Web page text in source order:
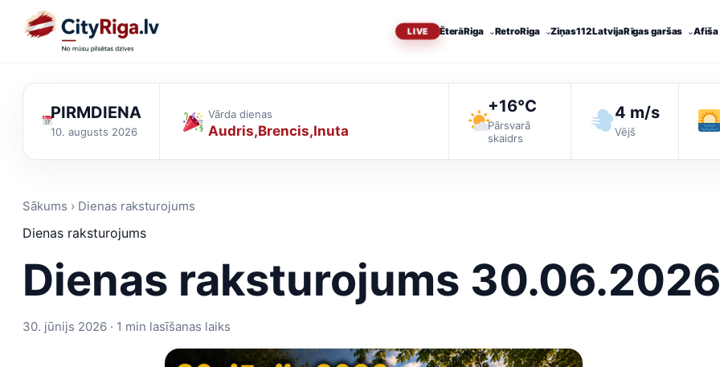
ĒterāRiga RetroRiga Ziņas112 LatvijaRīgas garšas Afiša
PIRMDIENA
10. augusts 2026
Vārda dienas
Audris Brencis Inuta
+16°C
Pārsvarā
skaidrs
4 m/s
Vējš
Sākums › Dienas raksturojums
Dienas raksturojums
Dienas raksturojums
30. jūnijs 2026 · 1 min lasīšanas laiks